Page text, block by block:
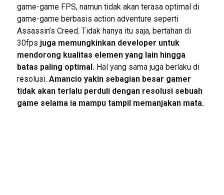
game-game FPS, namun tidak akan terasa optimal di
game-game berbasis action adventure seperti
Assassin’s Creed. Tidak hanya itu saja, bertahan di
30fps juga memungkinkan developer untuk
mendorong kualitas elemen yang lain hingga
batas paling optimal.Hal yang sama juga berlaku di
resolusi. Amancio yakin sebagian besar gamer
tidak akan terlalu perduli dengan resolusi sebuah
game selama ia mampu tampil memanjakan mata.